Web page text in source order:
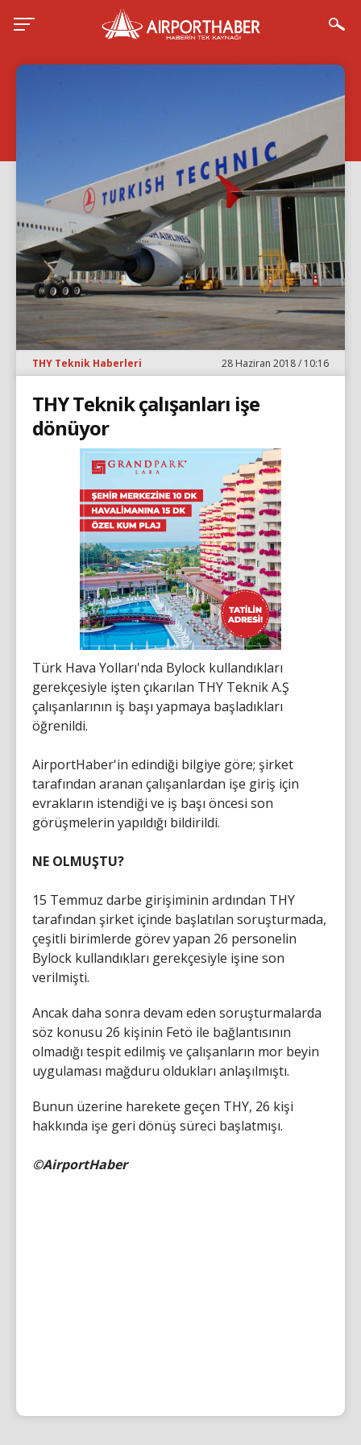
THY Teknik Haberleri 28 Haziran 2018 / 10:16
THY Teknik çalışanları işe
dönüyor
Türk Hava Yolları'nda Bylock kullandıkları
gerekçesiyle işten çıkarılan THY Teknik A.Ş
çalışanlarının iş başı yapmaya başladıkları
öğrenildi.
AirportHaber'in edindiği bilgiye göre; şirket
tarafından aranan çalışanlardan işe giriş için
evrakların istendiği ve iş başı öncesi son
görüşmelerin yapıldığı bildirildi.
NE OLMUŞTU?
15 Temmuz darbe girişiminin ardından THY
tarafından şirket içinde başlatılan soruşturmada,
çeşitli birimlerde görev yapan 26 personelin
Bylock kullandıkları gerekçesiyle işine son
verilmişti.
Ancak daha sonra devam eden soruşturmalarda
söz konusu 26 kişinin Fetö ile bağlantısının
olmadığı tespit edilmiş ve çalışanların mor beyin
uygulaması mağduru oldukları anlaşılmıştı.
Bunun üzerine harekete geçen THY, 26 kişi
hakkında işe geri dönüş süreci başlatmışı.
©AirportHaber